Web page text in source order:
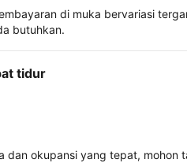
di muka bervariasi
butuhkan.
tidur
dan okupansi yang tepat,